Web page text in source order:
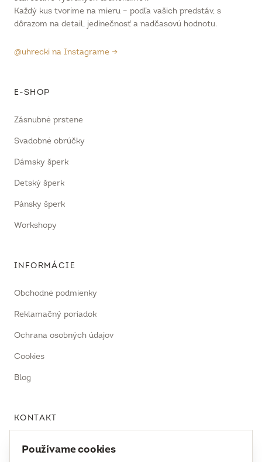
Každý kus tvoríme na mieru – podľa vašich predstáv, s
dôrazom na detail, jedinečnosť a nadčasovú hodnotu.
@uhrecki na Instagrame →
E-SHOP
Zásnubné prstene
Svadobné obrúčky
Dámsky šperk
Detský šperk
Pánsky šperk
Workshopy
INFORMÁCIE
Obchodné podmienky
Reklamačný poriadok
Ochrana osobných údajov
Cookies
Blog
KONTAKT
Používame cookies